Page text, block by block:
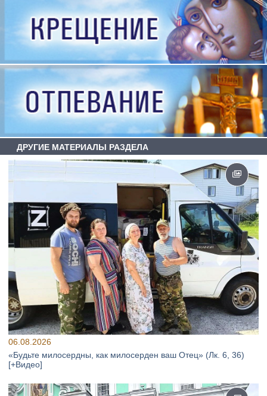
ДРУГИЕ МАТЕРИАЛЫ РАЗДЕЛА
06.08.2026
«Будьте милосердны, как милосерден ваш Отец» (Лк. 6, 36)
[+Видео]